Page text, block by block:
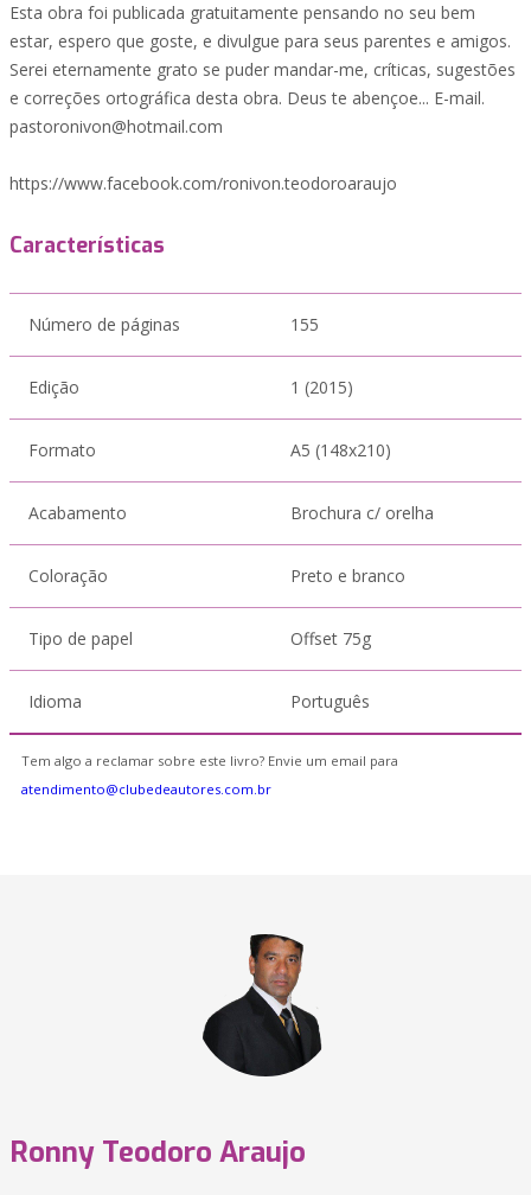
Esta obra foi publicada gratuitamente pensando no seu bem
estar, espero que goste, e divulgue para seus parentes e amigos.
Serei eternamente grato se puder mandar-me, críticas, sugestões
e correções ortográfica desta obra. Deus te abençoe... E-mail.
pastoronivon@hotmail.com
https://www.facebook.com/ronivon.teodoroaraujo
Características
Número de páginas 155
Edição 1 (2015)
Formato A5 (148x210)
Acabamento Brochura c/ orelha
Coloração Preto e branco
Tipo de papel Offset 75g
Idioma Português
Tem algo a reclamar sobre este livro? Envie um email para
atendimento@clubedeautores.com.br
Ronny Teodoro Araujo